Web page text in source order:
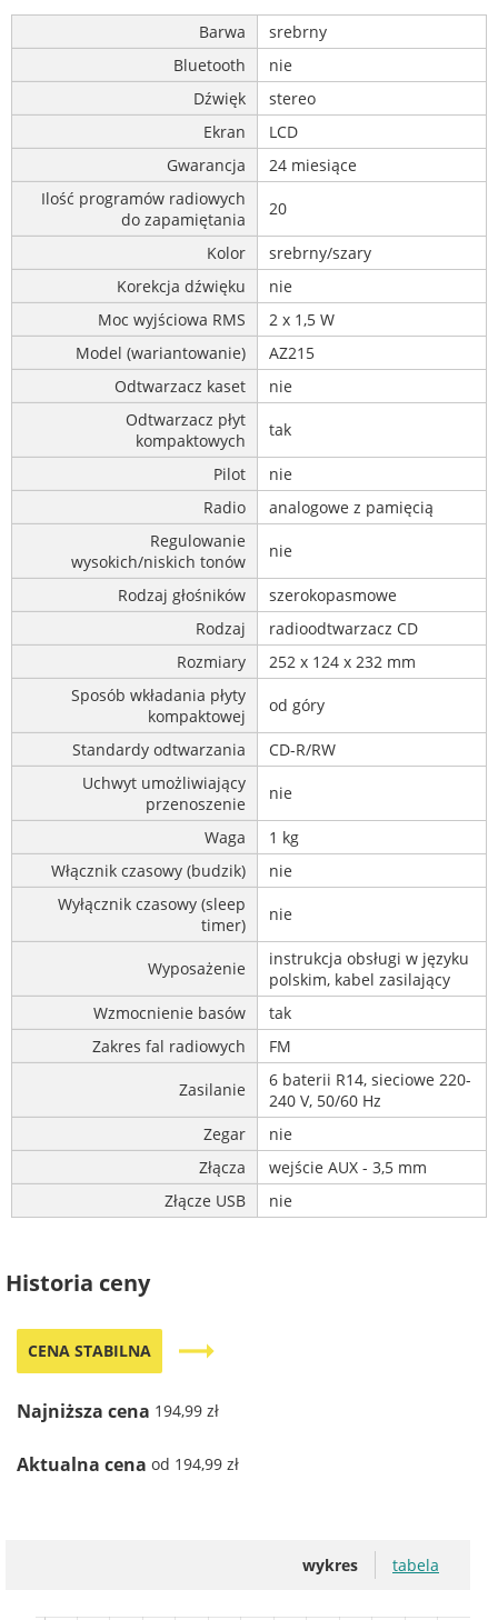
Barwa
srebrny
Bluetooth
nie
Dźwięk
stereo
Ekran
LCD
Gwarancja
24 miesiące
Ilość programów radiowych
do zapamiętania
20
Kolor
srebrny/szary
Korekcja dźwięku
nie
Moc wyjściowa RMS
2 x 1,5 W
Model (wariantowanie)
AZ215
Odtwarzacz kaset
nie
Odtwarzacz płyt
kompaktowych
tak
Pilot
nie
Radio
analogowe z pamięcią
Regulowanie
wysokich/niskich tonów
nie
Rodzaj głośników
szerokopasmowe
Rodzaj
radioodtwarzacz CD
Rozmiary
252 x 124 x 232 mm
Sposób wkładania płyty
kompaktowej
od góry
Standardy odtwarzania
CD-R/RW
Uchwyt umożliwiający
przenoszenie
nie
Waga
1 kg
Włącznik czasowy (budzik)
nie
Wyłącznik czasowy (sleep
timer)
nie
Wyposażenie
instrukcja obsługi w języku
polskim, kabel zasilający
Wzmocnienie basów
tak
Zakres fal radiowych
FM
Zasilanie
6 baterii R14, sieciowe 220-
240 V, 50/60 Hz
Zegar
nie
Złącza
wejście AUX - 3,5 mm
Złącze USB
nie
Historia ceny
CENA STABILNA trending_flat
Najniższa cena 194,99 zł
Aktualna cena od 194,99 zł
wykres tabela